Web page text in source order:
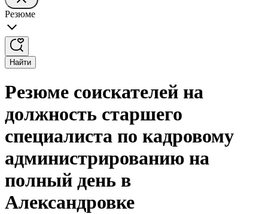
Резюме
Найти
Резюме соискателей на
должность старшего
специалиста по кадровому
администрированию на
полный день в
Александровке